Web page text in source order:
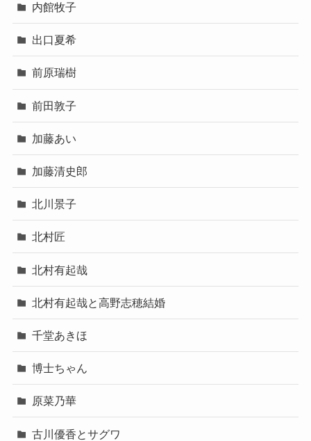
内館牧子
出口夏希
前原瑞樹
前田敦子
加藤あい
加藤清史郎
北川景子
北村匠
北村有起哉
北村有起哉と高野志穂結婚
千堂あきほ
博士ちゃん
原菜乃華
古川優香とサグワ